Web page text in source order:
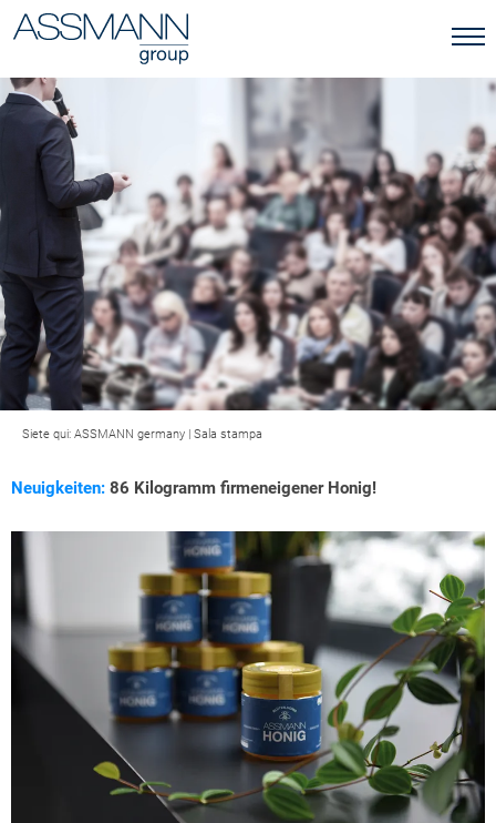
Siete qui: ASSMANN germany | Sala stampa
Neuigkeiten: 86 Kilogramm firmeneigener Honig!